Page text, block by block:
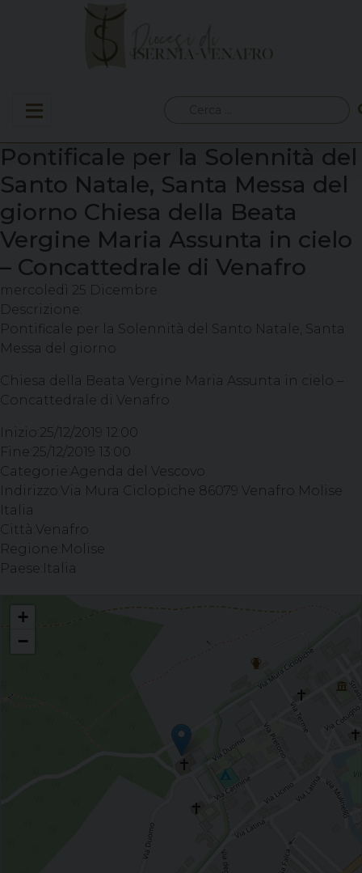
per:
Pontificale per la Solennità del
Santo Natale, Santa Messa del
giorno Chiesa della Beata
Vergine Maria Assunta in cielo
– Concattedrale di Venafro
mercoledì 25 Dicembre
Descrizione:
Pontificale per la Solennità del Santo Natale, Santa
Messa del giorno
Chiesa della Beata Vergine Maria Assunta in cielo –
Concattedrale di Venafro
Inizio: 25/12/2019 12:00
Fine: 25/12/2019 13:00
Categorie: Agenda del Vescovo
Indirizzo: Via Mura Ciclopiche 86079 Venafro Molise
Italia
Città: Venafro
Regione: Molise
Paese: Italia
Pontificale per la Solennità del Santo Natale, Santa Messa del giorno Chiesa
della Beata Vergine Maria Assunta in cielo – Concattedrale di Venafro
+
−